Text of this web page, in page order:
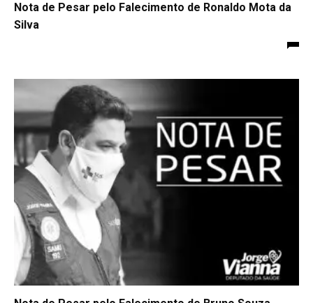
Nota de Pesar pelo Falecimento de Ronaldo Mota da
Silva